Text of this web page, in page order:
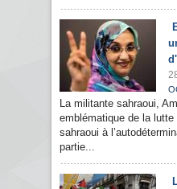
La militante sahraoui,
emblématique de la
sahraoui à
partie...